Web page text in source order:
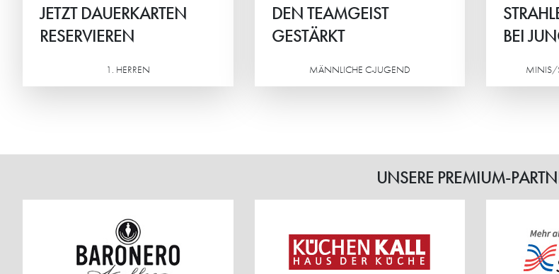
JETZT DAUERKARTEN
RESERVIEREN
1. HERREN
DEN TEAMGEIST
GESTÄRKT
MÄNNLICHE C-JUGEND
BEI
MINIS/
UNSERE PREMIUM-